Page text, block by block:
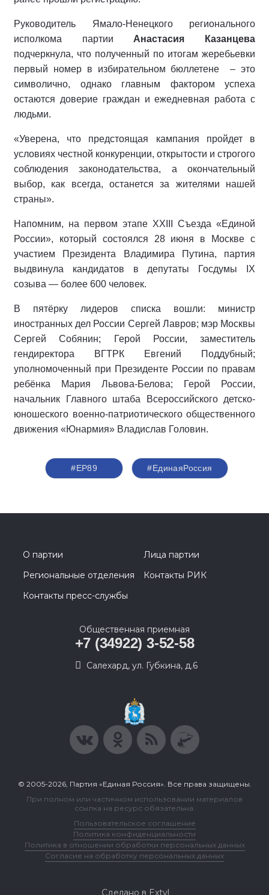
Руководитель Ямало-Ненецкого регионального
исполкома партии Анастасия Казанцева
подчеркнула, что полученный по итогам жеребьевки
первый номер в избирательном бюллетене
– это
символично, однако главным фактором успеха
остаются доверие граждан и ежедневная работа с
людьми.
«Уверена, что предстоящая кампания пройдет в
условиях честной конкуренции, открытости и строгого
соблюдения законодательства, а окончательный
выбор, как всегда, останется за жителями нашей
страны».
Напомним, на первом этапе XXIII Съезда «Единой
России», который состоялся 28 июня в Москве с
участием Президента Владимира Путина, партия
выдвинула кандидатов в депутаты Госдумы IX
созыва — более 600 человек.
В пятёрку лидеров списка вошли: министр
иностранных дел России Сергей Лавров; мэр Москвы
Сергей Собянин; Герой России, заместитель
гендиректора ВГТРК Евгений Поддубный;
уполномоченный при Президенте России по правам
ребёнка Мария Львова-Белова; Герой России,
начальник Главного штаба Всероссийского детско-
юношеского военно-патриотического общественного
движения «Юнармия» Владислав Головин.
#ЕР89 #‎ЕдинаяРоссия
О партии
Лица партии
Региональные отделения
Контакты РИК
Контакты пресс-службы
Общественная приемная
+7 (34922) 3-52-58
Салехард, ул. Губкина, д.6
© 2005-2026, Партия «Единая Россия». Все права защищены.
При полном или частичном использовании материалов
ссылка на ресурс обязательна.
Пользовательское соглашение
Политика конфиденциальности
Политика в отношении обработки персональных данных
Согласие на обработку персональных данных
Сделано в Extyl